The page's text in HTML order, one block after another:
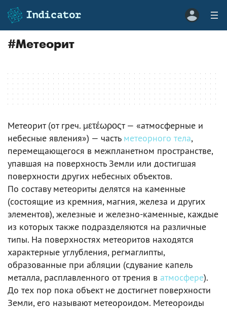
#Метеорит
Метеорит (от греч. μετέωροςт — «атмосферные и
небесные явления») — часть метеорного тела,
перемещающегося в межпланетном пространстве,
упавшая на поверхность Земли или достигшая
поверхности других небесных объектов.
По составу метеориты делятся на каменные
(состоящие из кремния, магния, железа и других
элементов), железные и железно-каменные, каждые
из которых также подразделяются на различные
типы. На поверхностях метеоритов находятся
характерные углубления, регмаглипты,
образованные при абляции (сдувание капель
металла, расплавленного от трения в атмосфере).
До тех пор пока объект не достигнет поверхности
Земли, его называют метеороидом. Метеороиды